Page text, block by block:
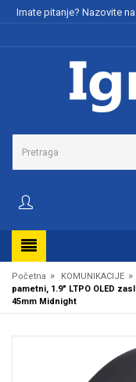
Imate pitanje? Nazovite
Početna » KOMUNIKACIJE »
pametni, 1.9" LTPO OLED
45mm Midnight